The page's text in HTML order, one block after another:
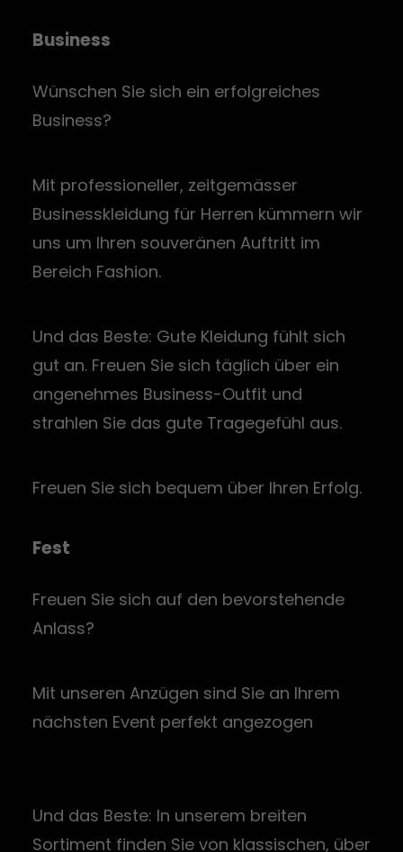
Business
Wünschen Sie sich ein erfolgreiches
Business?
Mit professioneller, zeitgemässer
Businesskleidung für Herren kümmern wir
uns um Ihren souveränen Auftritt im
Bereich Fashion.
Und das Beste: Gute Kleidung fühlt sich
gut an. Freuen Sie sich täglich über ein
angenehmes Business-Outfit und
strahlen Sie das gute Tragegefühl aus.
Freuen Sie sich bequem über Ihren Erfolg.
Fest
Freuen Sie sich auf den bevorstehende
Anlass?
Mit unseren Anzügen sind Sie an Ihrem
nächsten Event perfekt angezogen
Und das Beste: In unserem breiten
Sortiment finden Sie von klassischen, über